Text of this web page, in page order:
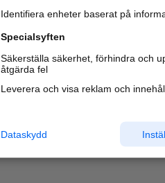
Identifiera enheter baserat på
Specialsyften
Säkerställa säkerhet, förhindra och
åtgärda fel
Leverera och visa reklam och
Dataskydd